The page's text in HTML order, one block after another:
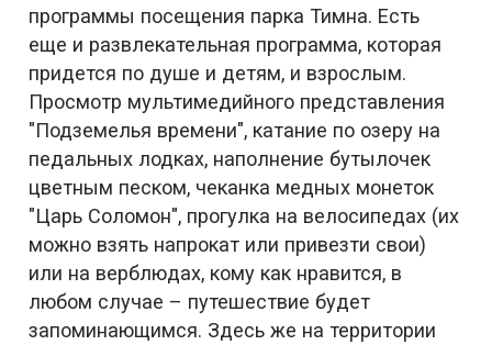
программы посещения парка Тимна. Есть
еще и развлекательная программа, которая
придется по душе и детям, и взрослым.
Просмотр мультимедийного представления
"Подземелья времени", катание по озеру на
педальных лодках, наполнение бутылочек
цветным песком, чеканка медных монеток
"Царь Соломон", прогулка на велосипедах (их
можно взять напрокат или привезти свои)
или на верблюдах, кому как нравится, в
любом случае – путешествие будет
запоминающимся. Здесь же на территории